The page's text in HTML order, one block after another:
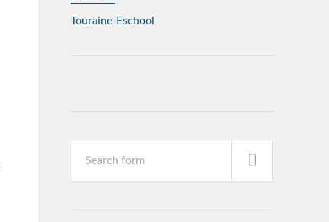
Touraine-Eschool